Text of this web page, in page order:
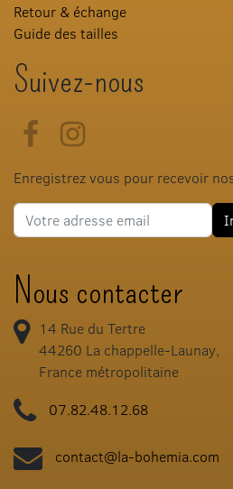
Retour & échange
Guide des tailles
Suivez-nous
FacebookInstagram
Enregistrez vous pour recevoir
Adresse e-mail
Nous contacter
14 Rue du Tertre
44260 La chappelle-Launay,
France métropolitaine
07.82.48.12.68
contact@la-bohemia.com